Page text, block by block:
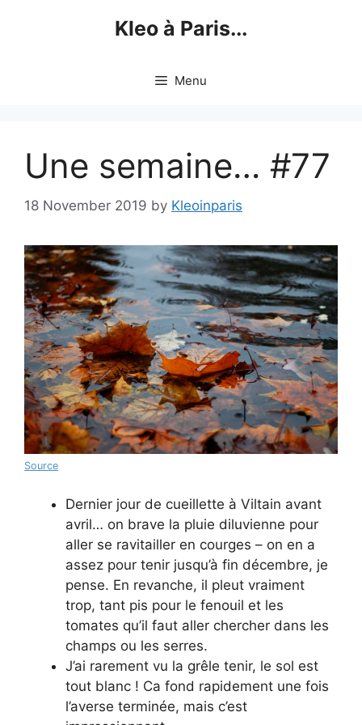
Kleo à Paris...
Menu
Une semaine… #77
18 November 2019 by Kleoinparis
Source
Dernier jour de cueillette à Viltain avant
avril… on brave la pluie diluvienne pour
aller se ravitailler en courges – on en a
assez pour tenir jusqu’à fin décembre, je
pense. En revanche, il pleut vraiment
trop, tant pis pour le fenouil et les
tomates qu’il faut aller chercher dans les
champs ou les serres.
J’ai rarement vu la grêle tenir, le sol est
tout blanc ! Ca fond rapidement une fois
l’averse terminée, mais c’est